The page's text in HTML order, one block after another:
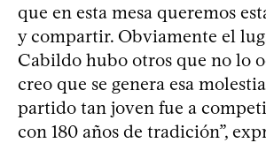
que en esta mesa queremos
y compartir. Obviamente el
Cabildo hubo otros que no lo
creo que se genera esa
partido tan joven fue a
con 180 años de tradición”,